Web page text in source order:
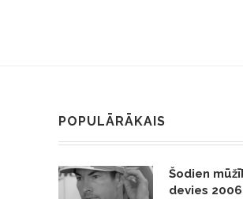
POPULĀRĀKAIS
Šodien
devies